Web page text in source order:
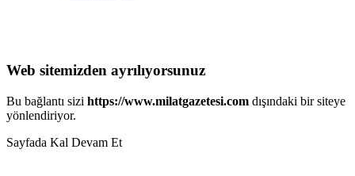
Web sitemizden ayrılıyorsunuz
Bu bağlantı sizi https://www.milatgazetesi.com dışındaki bir siteye
yönlendiriyor.
Sayfada Kal Devam Et